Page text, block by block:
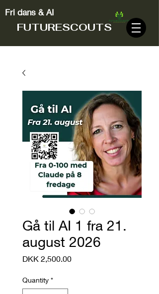
FUTURESCOUTS
Fri dans & AI
Gå til AI 1 fra 21.
august 2026
DKK 2,500.00Price
Quantity *